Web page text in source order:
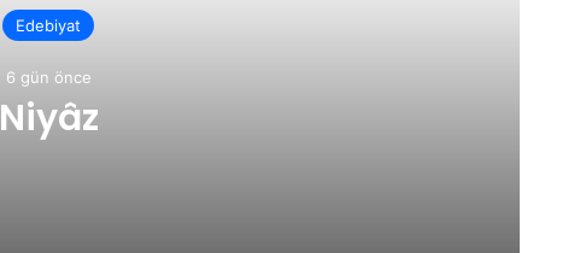
Edebiyat
6 gün önce
Niyâz